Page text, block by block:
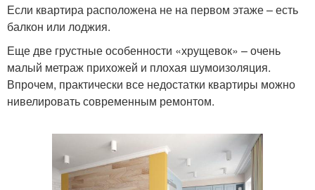
Если квартира расположена не на первом этаже – есть
балкон или лоджия.
Еще две грустные особенности «хрущевок» – очень
малый метраж прихожей и плохая шумоизоляция.
Впрочем, практически все недостатки квартиры можно
нивелировать современным ремонтом.